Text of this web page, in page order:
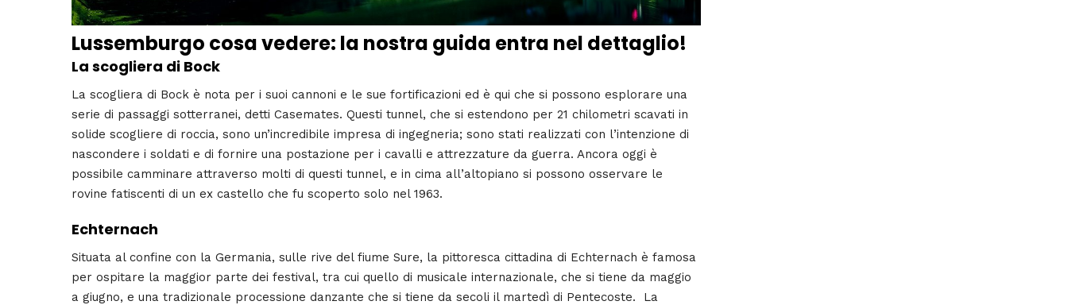
Lussemburgo cosa vedere: la nostra guida entra nel dettaglio!
La scogliera di Bock
La scogliera di Bock è nota per i suoi cannoni e le sue fortificazioni ed è qui che si possono esplorare una
serie di passaggi sotterranei, detti Casemates. Questi tunnel, che si estendono per 21 chilometri scavati in
solide scogliere di roccia, sono un’incredibile impresa di ingegneria; sono stati realizzati con l’intenzione di
nascondere i soldati e di fornire una postazione per i cavalli e attrezzature da guerra. Ancora oggi è
possibile camminare attraverso molti di questi tunnel, e in cima all’altopiano si possono osservare le
rovine fatiscenti di un ex castello che fu scoperto solo nel 1963.
Echternach
Situata al confine con la Germania, sulle rive del fiume Sure, la pittoresca cittadina di Echternach è famosa
per ospitare la maggior parte dei festival, tra cui quello di musicale internazionale, che si tiene da maggio
a giugno, e una tradizionale processione danzante che si tiene da secoli il martedì di Pentecoste. La